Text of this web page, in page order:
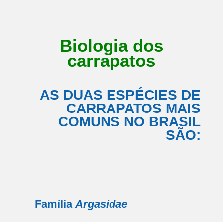
Biologia dos
carrapatos
AS DUAS ESPÉCIES DE
CARRAPATOS MAIS
COMUNS NO BRASIL
SÃO:
Família Argasidae